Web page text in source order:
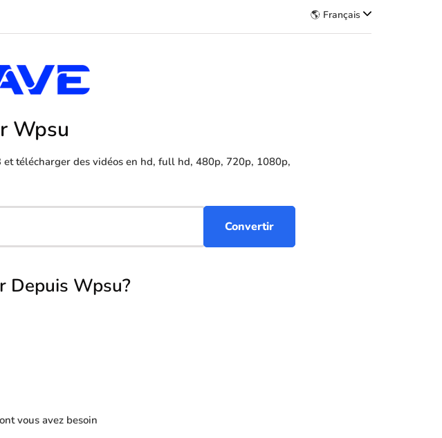
🌎 Français
Wpsu
et télécharger des vidéos en hd, full hd, 480p, 720p, 1080p,
Depuis Wpsu?
vous avez besoin